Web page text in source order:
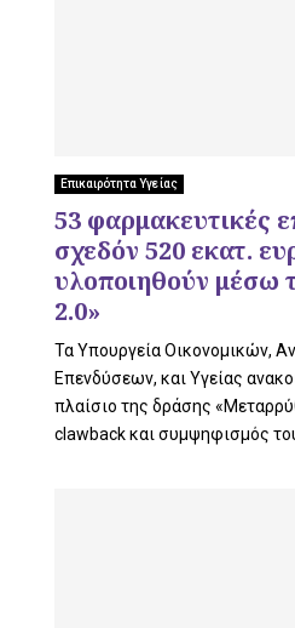
Επικαιρότητα Υγείας
53 φαρμακευτικές
σχεδόν 520 εκατ.
υλοποιηθούν μέσω
2.0»
Τα Υπουργεία Οικονομικών,
Επενδύσεων, και Υγείας
πλαίσιο της δράσης
clawback και συμψηφισμός του